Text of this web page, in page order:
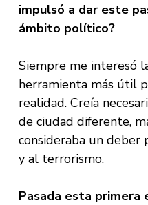
impulsó a dar este
ámbito político?
Siempre me interesó
herramienta más útil
realidad. Creía
de ciudad diferente,
consideraba un deber
y al terrorismo.
Pasada esta primera